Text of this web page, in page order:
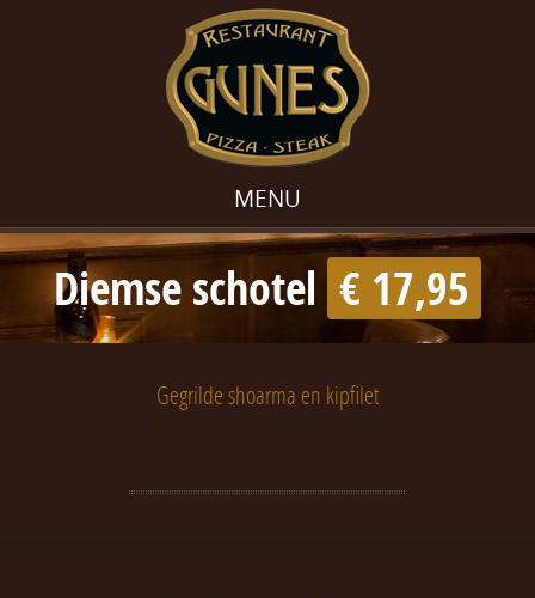
MENU
Diemse schotel € 17,95
Gegrilde shoarma en kipfilet